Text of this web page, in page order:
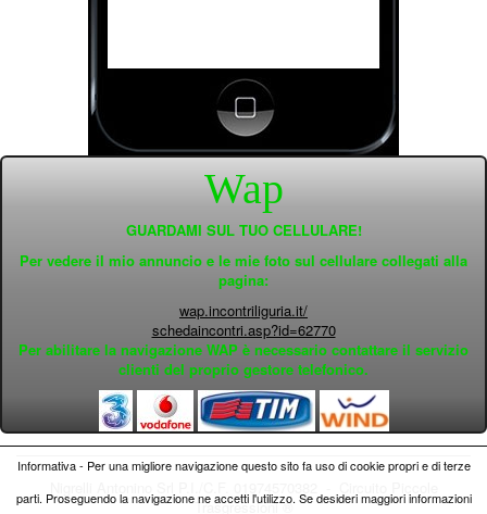
Wap
GUARDAMI SUL TUO CELLULARE!
Per vedere il mio annuncio e le mie foto sul cellulare collegati alla
pagina:
wap.incontriliguria.it/
schedaincontri.asp?id=62770
Per abilitare la navigazione WAP è necessario contattare il servizio
clienti del proprio gestore telefonico.
Trasgressioni ®
Informativa - Per una migliore navigazione questo sito fa uso di cookie propri e di terze
parti. Proseguendo la navigazione ne accetti l'utilizzo. Se desideri maggiori informazioni